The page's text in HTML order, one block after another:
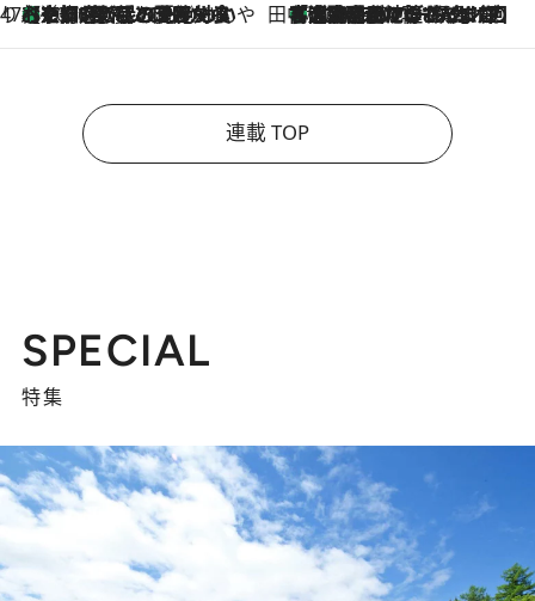
47都道府県の手みやげ ひんやりスイーツで夏を満喫
2026.8.7
【京都府】この夏絶対食べたい 冷やしておいしいおやつ3選 ひと口目から心を掴む新緑のテリーヌ 田中稲の勝手に再ブーム
2026.8.7
「湘南乃風に憧れて」観客大盛上がりの“タオル回し”に、ラッパー顔負けの高速歌唱まで…さだまさし（74）のアグレッシブすぎる現在地
連載 TOP
SPECIAL
特集